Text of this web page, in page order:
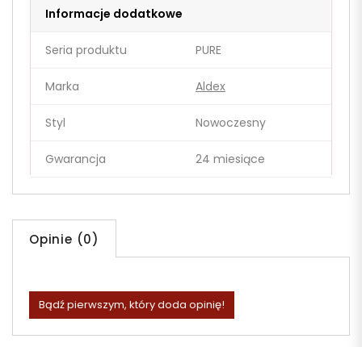
Informacje dodatkowe
Seria produktu PURE
Marka Aldex
Styl Nowoczesny
Gwarancja 24 miesiące
Opinie (0)
Bądź pierwszym, który doda opinię!